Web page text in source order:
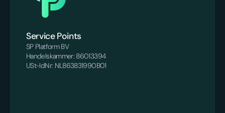
Service Points
SP Platform BV
Handelskammer: 86013394
USt-IdNr: NL863831990B01